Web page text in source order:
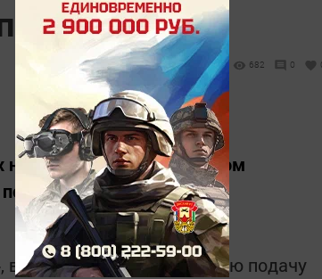
воды
682 0
на Миннигуловском
подачи холодной воды.
нормативную подачу